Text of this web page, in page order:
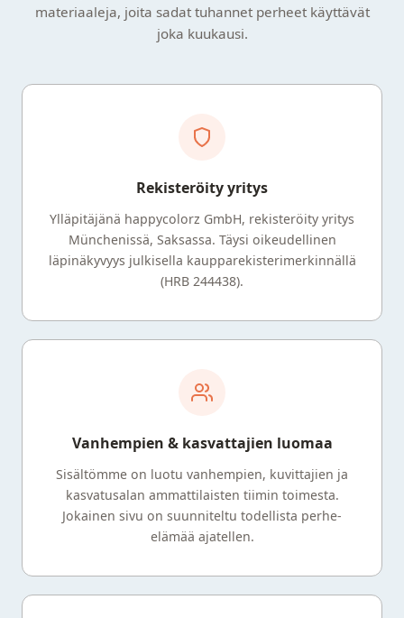
materiaaleja, joita sadat tuhannet perheet käyttävät
joka kuukausi.
Rekisteröity yritys
Ylläpitäjänä happycolorz GmbH, rekisteröity yritys
Münchenissä, Saksassa. Täysi oikeudellinen
läpinäkyvyys julkisella kaupparekisterimerkinnällä
(HRB 244438).
Vanhempien & kasvattajien luomaa
Sisältömme on luotu vanhempien, kuvittajien ja
kasvatusalan ammattilaisten tiimin toimesta.
Jokainen sivu on suunniteltu todellista perhe-
elämää ajatellen.